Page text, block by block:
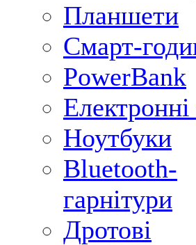
Планшети
Смарт-
PowerBank
Ноутбуки
Bluetooth-
гарнітури
Дротові